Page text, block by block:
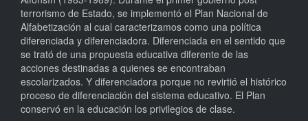
terrorismo de Estado, se implementó el Plan Nacional de
Alfabetización al cual caracterizamos como una política
diferenciada y diferenciadora. Diferenciada en el sentido que
se trató de una propuesta educativa diferente de las
acciones destinadas a quienes se encontraban
escolarizados. Y diferenciadora porque no revirtió el histórico
proceso de diferenciación del sistema educativo. El Plan
conservó en la educación los privilegios de clase.